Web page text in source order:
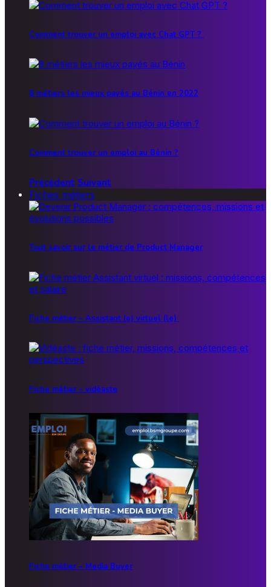
Comment trouver un emploi avec Chat GPT ?
8 métiers les mieux payés au Bénin en 2022
Comment trouver un emploi au Bénin ?
Précédent Suivant
Fiches métiers
Tout savoir sur le métier de Product Manager
Fiche métier – Assistant (e) virtuel (le)
Fiche métier – vidéaste
Fiche métier – Media Buyer